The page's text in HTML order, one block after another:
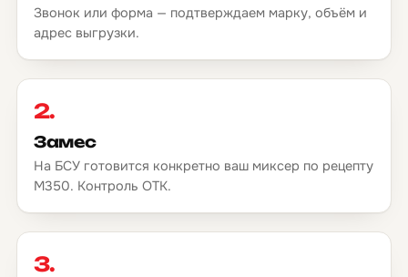
Звонок или форма — подтверждаем марку, объём и
адрес выгрузки.
2.
Замес
На БСУ готовится конкретно ваш миксер по рецепту
М350. Контроль ОТК.
3.